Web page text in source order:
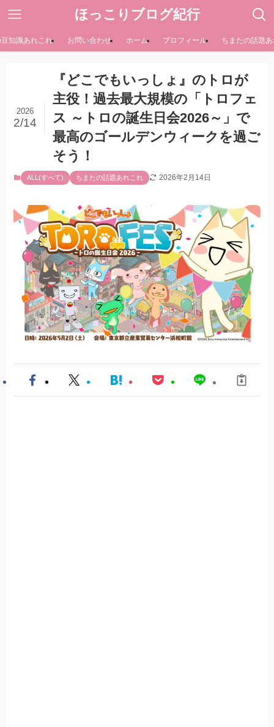
ほっこりブログ紀行
知識あれこれ お問い合わせ ホーム プロフィール ちまたの話題
『どこでもいっしょ』のトロが
主役！過去最大規模の「トロフェ
ス ～トロの誕生日会2026～」で
最高のゴールデンウィークを過ご
そう！
2026
2/14
ALL(すべて) ちまたの話題あれこれ 2026年2月14日